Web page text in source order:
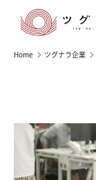
Home ツグナラ企業